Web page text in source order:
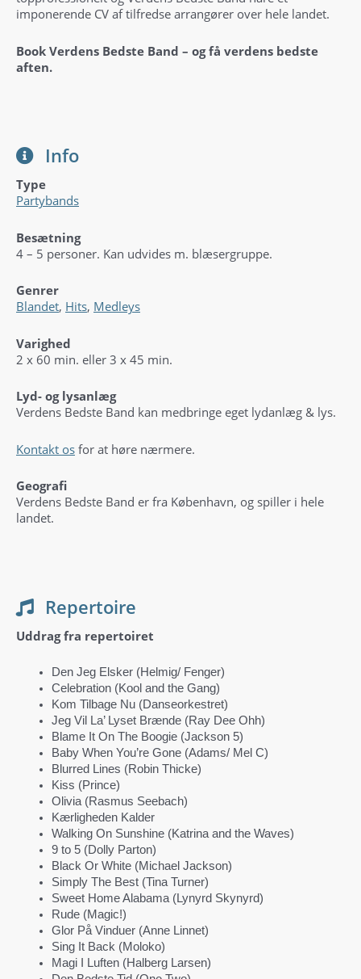
imponerende CV af tilfredse arrangører over hele landet.
Book Verdens Bedste Band – og få verdens bedste
aften.
Info
Type
Partybands
Besætning
4 – 5 personer. Kan udvides m. blæsergruppe.
Genrer
Blandet, Hits, Medleys
Varighed
2 x 60 min. eller 3 x 45 min.
Lyd- og lysanlæg
Verdens Bedste Band kan medbringe eget lydanlæg & lys.
Kontakt os for at høre nærmere.
Geografi
Verdens Bedste Band er fra København, og spiller i hele
landet.
Repertoire
Uddrag fra repertoiret
Den Jeg Elsker (Helmig/ Fenger)
Celebration (Kool and the Gang)
Kom Tilbage Nu (Danseorkestret)
Jeg Vil La’ Lyset Brænde (Ray Dee Ohh)
Blame It On The Boogie (Jackson 5)
Baby When You’re Gone (Adams/ Mel C)
Blurred Lines (Robin Thicke)
Kiss (Prince)
Olivia (Rasmus Seebach)
Kærligheden Kalder
Walking On Sunshine (Katrina and the Waves)
9 to 5 (Dolly Parton)
Black Or White (Michael Jackson)
Simply The Best (Tina Turner)
Sweet Home Alabama (Lynyrd Skynyrd)
Rude (Magic!)
Glor På Vinduer (Anne Linnet)
Sing It Back (Moloko)
Magi I Luften (Halberg Larsen)